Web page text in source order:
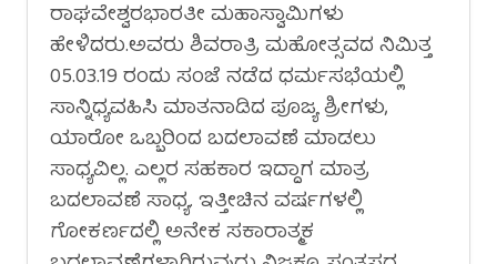
ರಾಘವೇಶ್ವರಭಾರತೀ ಮಹಾಸ್ವಾಮಿಗಳು
ಹೇಳಿದರು.ಅವರು ಶಿವರಾತ್ರಿ ಮಹೋತ್ಸವದ ನಿಮಿತ್ತ
05.03.19 ರಂದು ಸಂಜೆ ನಡೆದ ಧರ್ಮಸಭೆಯಲ್ಲಿ
ಸಾನ್ನಿಧ್ಯವಹಿಸಿ ಮಾತನಾಡಿದ ಪೂಜ್ಯ ಶ್ರೀಗಳು,
ಯಾರೋ ಒಬ್ಬರಿಂದ ಬದಲಾವಣೆ ಮಾಡಲು
ಸಾಧ್ಯವಿಲ್ಲ. ಎಲ್ಲರ ಸಹಕಾರ ಇದ್ದಾಗ ಮಾತ್ರ
ಬದಲಾವಣೆ ಸಾಧ್ಯ. ಇತ್ತೀಚಿನ ವರ್ಷಗಳಲ್ಲಿ
ಗೋಕರ್ಣದಲ್ಲಿ ಅನೇಕ ಸಕಾರಾತ್ಮಕ